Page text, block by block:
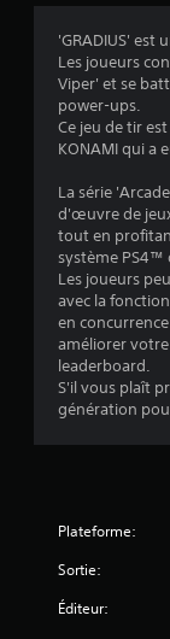
'GRADIUS' est
Les joueurs
Viper' et se
power-ups.
Ce jeu de tir
KONAMI qui a
La série
d'œuvre de
tout en
système PS4™
Les joueurs
avec la
en
améliorer
leaderboard.
S'il vous plaît
génération
Plateforme:
Sortie:
Éditeur: